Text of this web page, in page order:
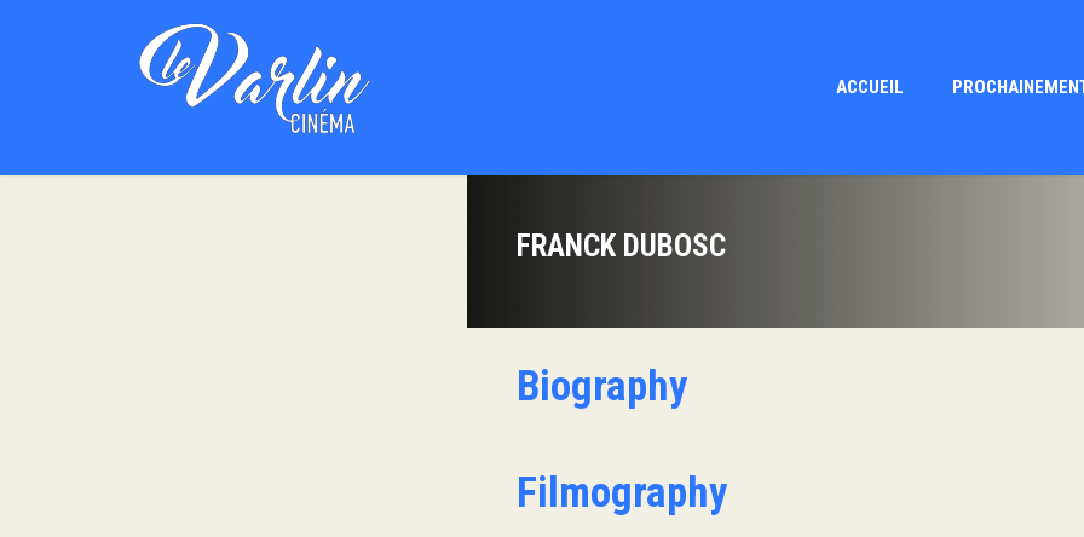
ACCUEIL
FRANCK DUBOSC
Biography
Filmography